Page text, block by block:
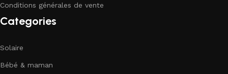
Conditions générales de vente
Categories
Solaire
Bébé & maman